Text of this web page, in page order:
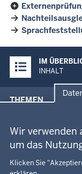
Wir verwenden
um das
Klicken Sie
Inhalte
IM
INHALT
in
Fußzeile
THEMEN
Gesundheit und
Kommunales, Planung,
Ordnung und Sicherheit
Schule und Bildung
GEOBASIS NRW
Ausbildung und Karriere
Geodaten-